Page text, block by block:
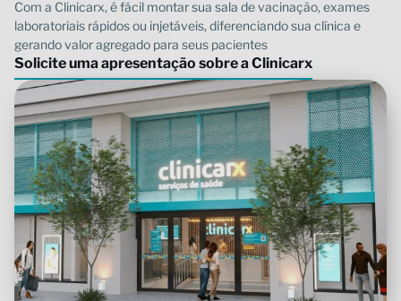
Solicite uma apresentação sobre a Clinicarx